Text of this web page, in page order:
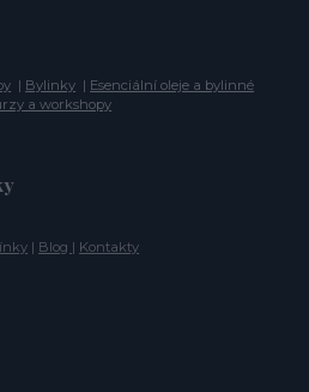
| Bylinky | Esenciální oleje a bylinné
a workshopy
| Blog | Kontakty